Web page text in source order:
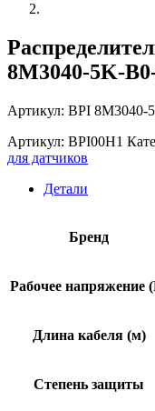
8M3040-5K-
Артикул: BPI
Артикул: BPI00H1
для датчиков
Детали
Бренд
Рабочее напряжение
Длина кабеля (м)
Степень защиты